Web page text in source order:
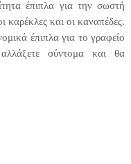
έπιπλα για την σωστή
καρέκλες και οι καναπέδες.
έπιπλα για το γραφείο
σύντομα και θα